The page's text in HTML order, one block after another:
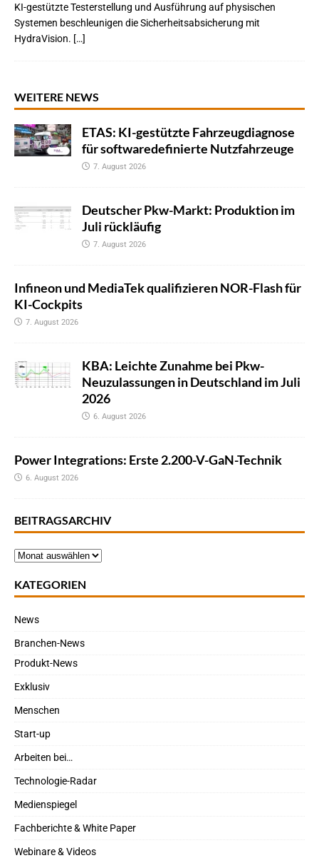
KI-gestützte Testerstellung und Ausführung auf physischen
Systemen beschleunigen die Sicherheitsabsicherung mit
HydraVision. […]
WEITERE NEWS
ETAS: KI-gestützte Fahrzeugdiagnose
für softwaredefinierte Nutzfahrzeuge
7. August 2026
Deutscher Pkw-Markt: Produktion im
Juli rückläufig
7. August 2026
Infineon und MediaTek qualifizieren NOR-Flash für
KI-Cockpits
7. August 2026
KBA: Leichte Zunahme bei Pkw-
Neuzulassungen in Deutschland im Juli
2026
6. August 2026
Power Integrations: Erste 2.200-V-GaN-Technik
6. August 2026
BEITRAGSARCHIV
KATEGORIEN
News
Branchen-News
Produkt-News
Exklusiv
Menschen
Start-up
Arbeiten bei…
Technologie-Radar
Medienspiegel
Fachberichte & White Paper
Webinare & Videos